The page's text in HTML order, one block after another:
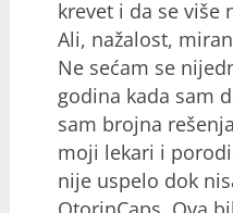
krevet i da se više
Ali, nažalost,
Ne sećam se
godina kada sam
sam brojna
moji lekari i
nije uspelo dok